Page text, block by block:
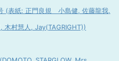
(表紙: 正門良規 小島健, 佐藤龍我,
木村慧人, Jay(TAGRIGHT))